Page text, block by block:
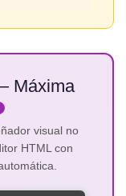
Máxima
visual no
HTML con